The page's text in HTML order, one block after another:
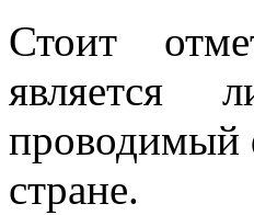
Стоит
является
проводимый
стране.